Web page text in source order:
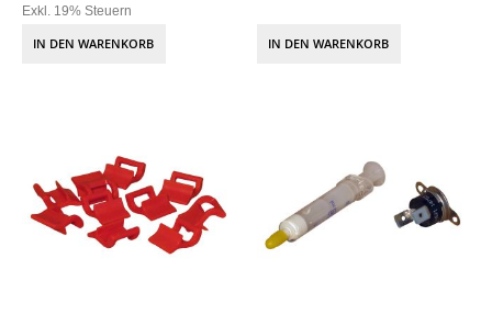
Exkl. 19% Steuern
IN DEN WARENKORB IN DEN WARENKORB